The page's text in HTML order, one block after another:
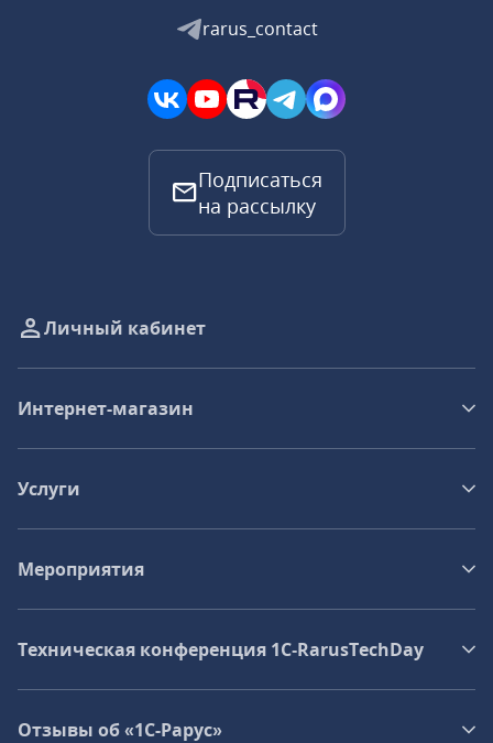
rarus_contact
Подписаться
на рассылку
Личный кабинет
Интернет-магазин
Услуги
Мероприятия
Техническая конференция 1C‑RarusTechDay
Отзывы об «1С-Рарус»